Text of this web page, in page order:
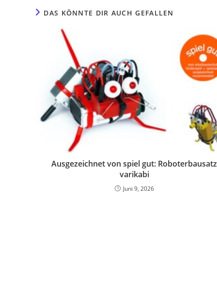
DAS KÖNNTE DIR AUCH GEFALLEN
Ausgezeichnet von spiel gut: Roboterbausatz
varikabi
Juni 9, 2026